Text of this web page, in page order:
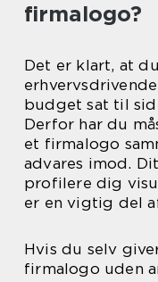
firmalogo?
Det er klart, at
budget sat til
Derfor har du
et firmalogo
advares imod.
profilere dig
er en vigtig del
Hvis du selv
firmalogo uden